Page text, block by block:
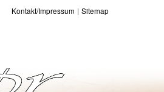
Kontakt/Impressum Sitemap